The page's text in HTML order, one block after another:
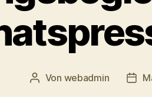
Beitragsautor
Von webadmin